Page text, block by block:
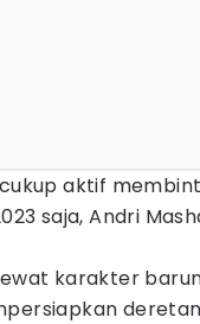
aktif
saja, Andri
karakter